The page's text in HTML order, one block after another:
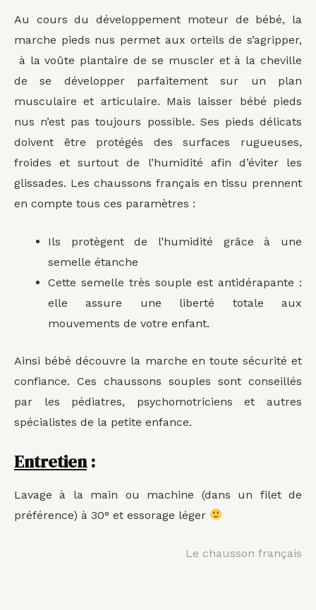
Au cours du développement moteur de bébé, la
marche pieds nus permet aux orteils de s’agripper,
à la voûte plantaire de se muscler et à la cheville
de se développer parfaitement sur un plan
musculaire et articulaire. Mais laisser bébé pieds
nus n’est pas toujours possible. Ses pieds délicats
doivent être protégés des surfaces rugueuses,
froides et surtout de l’humidité afin d’éviter les
glissades. Les chaussons français en tissu prennent
en compte tous ces paramètres :
Ils protègent de l’humidité grâce à une
semelle étanche
Cette semelle très souple est antidérapante :
elle assure une liberté totale aux
mouvements de votre enfant.
Ainsi bébé découvre la marche en toute sécurité et
confiance. Ces chaussons souples sont conseillés
par les pédiatres, psychomotriciens et autres
spécialistes de la petite enfance.
Entretien:
Lavage à la main ou machine (dans un filet de
préférence) à 30° et essorage léger
Le chausson français